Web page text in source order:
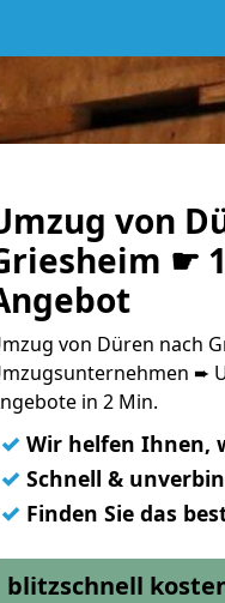
von
☛
von Düren nach
➨
in 2 Min.
✓ Wir helfen Ihnen,
✓ Schnell &
✓ Finden Sie das
blitzschnell